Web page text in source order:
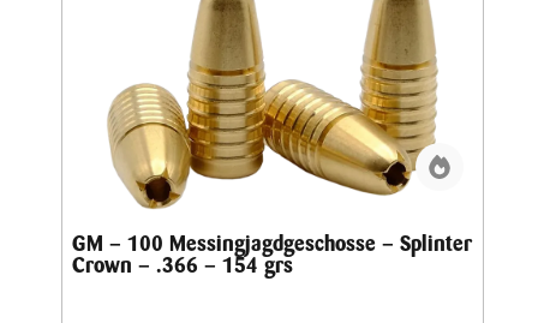
GM – 100 Messingjagdgeschosse – Splinter
Crown – .366 – 154 grs